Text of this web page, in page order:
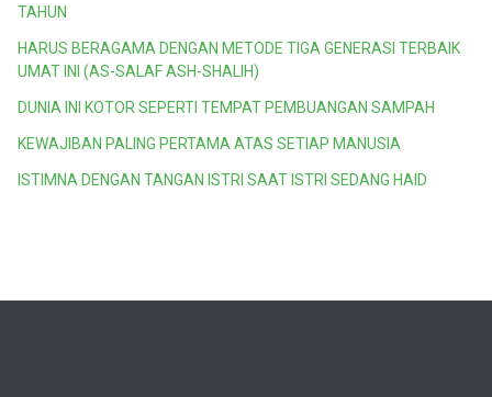
TAHUN
HARUS BERAGAMA DENGAN METODE TIGA GENERASI TERBAIK
UMAT INI (AS-SALAF ASH-SHALIH)
DUNIA INI KOTOR SEPERTI TEMPAT PEMBUANGAN SAMPAH
KEWAJIBAN PALING PERTAMA ATAS SETIAP MANUSIA
ISTIMNA DENGAN TANGAN ISTRI SAAT ISTRI SEDANG HAID